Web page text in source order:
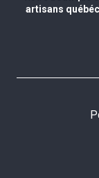
artisans